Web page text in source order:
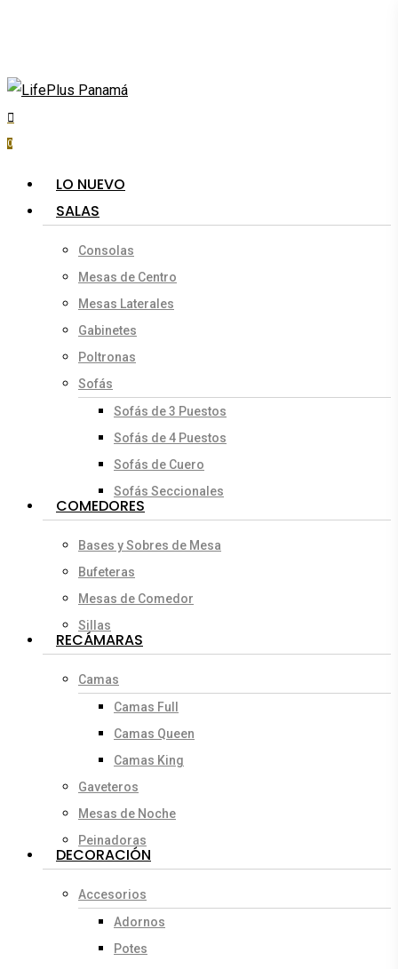
content
search
account
0
LO NUEVO
SALAS
Consolas
Mesas de Centro
Mesas Laterales
Gabinetes
Poltronas
Sofás
Sofás de 3 Puestos
Sofás de 4 Puestos
Sofás de Cuero
Sofás Seccionales
COMEDORES
Bases y Sobres de Mesa
Bufeteras
Mesas de Comedor
Sillas
RECÁMARAS
Camas
Camas Full
Camas Queen
Camas King
Gaveteros
Mesas de Noche
Peinadoras
DECORACIÓN
Accesorios
Adornos
Potes